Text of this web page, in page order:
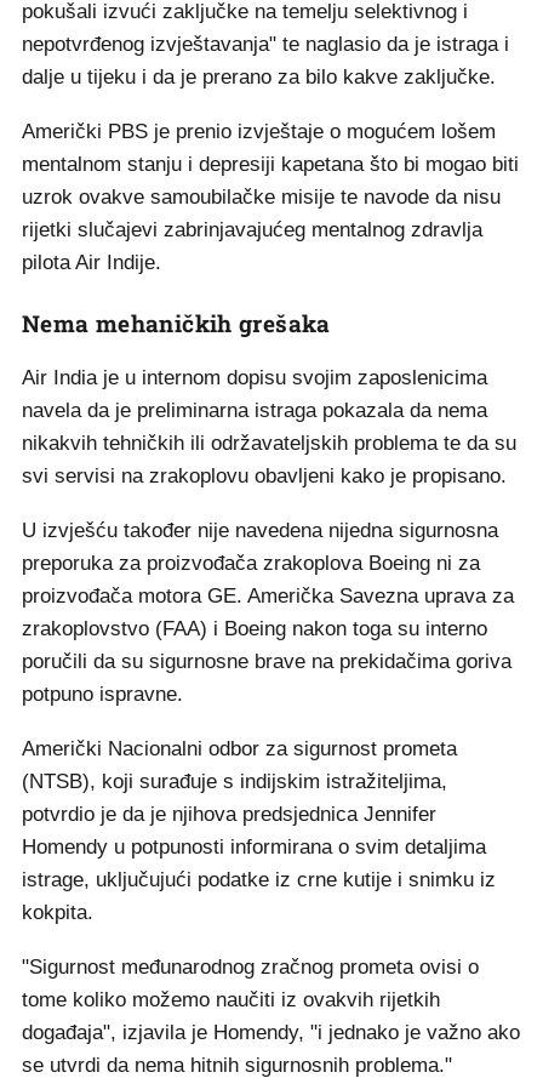
pokušali izvući zaključke na temelju selektivnog i
nepotvrđenog izvještavanja" te naglasio da je istraga i
dalje u tijeku i da je prerano za bilo kakve zaključke.
Američki PBS je prenio izvještaje o mogućem lošem
mentalnom stanju i depresiji kapetana što bi mogao biti
uzrok ovakve samoubilačke misije te navode da nisu
rijetki slučajevi zabrinjavajućeg mentalnog zdravlja
pilota Air Indije.
Nema mehaničkih grešaka
Air India je u internom dopisu svojim zaposlenicima
navela da je preliminarna istraga pokazala da nema
nikakvih tehničkih ili održavateljskih problema te da su
svi servisi na zrakoplovu obavljeni kako je propisano.
U izvješću također nije navedena nijedna sigurnosna
preporuka za proizvođača zrakoplova Boeing ni za
proizvođača motora GE. Američka Savezna uprava za
zrakoplovstvo (FAA) i Boeing nakon toga su interno
poručili da su sigurnosne brave na prekidačima goriva
potpuno ispravne.
Američki Nacionalni odbor za sigurnost prometa
(NTSB), koji surađuje s indijskim istražiteljima,
potvrdio je da je njihova predsjednica Jennifer
Homendy u potpunosti informirana o svim detaljima
istrage, uključujući podatke iz crne kutije i snimku iz
kokpita.
"Sigurnost međunarodnog zračnog prometa ovisi o
tome koliko možemo naučiti iz ovakvih rijetkih
događaja", izjavila je Homendy, "i jednako je važno ako
se utvrdi da nema hitnih sigurnosnih problema."